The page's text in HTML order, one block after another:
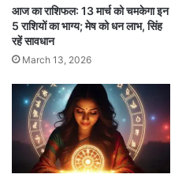
लव: साथी के साथ
धन लाभ
: व्यापार में
लाभ संभव।
शुभ अंक: 5
शुभ रंग : हरा
विशेष सलाह: विचारों
आज का राशिफल: 13 मार्च को चमकेगा इन
5 राशियों का भाग्य; मेष को धन लाभ, सिंह
रहें सावधान
March 13, 2026